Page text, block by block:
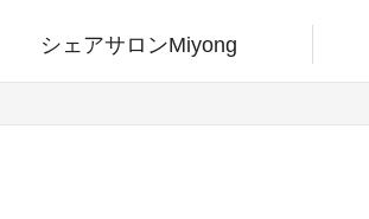
シェアサロンMiyong